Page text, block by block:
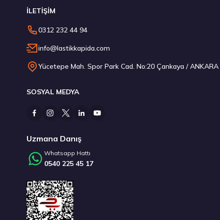
235/45 R18 98Y XL Ecsta Sport PS72 Yaz 2026
6.710,00 ₺
185/65 R15 88H Intensa HP 2 2026
2.942,50 ₺
İLETİŞİM
0312 232 44 94
info@lastikkapida.com
Yücetepe Mah. Spor Park Cad. No:20 Çankaya / ANKARA
SOSYAL MEDYA
Uzmana Danış
Whatsapp Hattı
0540 225 45 17